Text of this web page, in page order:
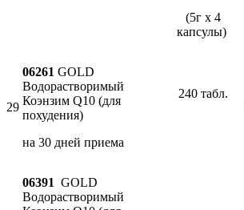
(5г х 4
капсулы)
29
06261 GOLD
Водорастворимый
Коэнзим Q10 (для
похудения)
на 30 дней приема
240 табл.
06391 GOLD
Водорастворимый